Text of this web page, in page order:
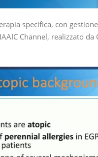
specifica, con
Channel, realizzato da